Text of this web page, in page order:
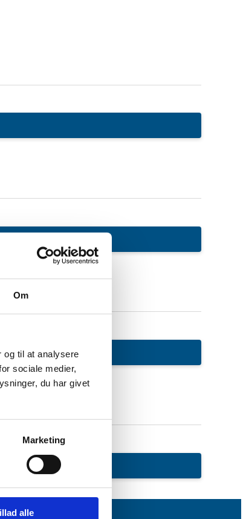
Om
og til at analysere
sociale medier,
du har givet
Marketing
alle